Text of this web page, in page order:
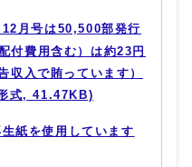
12月号は50,500部発行
付費用含む）は約23円
収入で賄っています）
式, 41.47KB)
紙を使用しています